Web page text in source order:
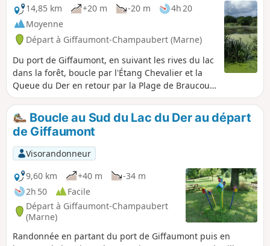
14,85 km
+20 m -20 m
4h 20
Moyenne
Départ à Giffaumont-Champaubert (Marne)
Du port de Giffaumont, en suivant les rives du lac
dans la forêt, boucle par l'Étang Chevalier et la
Queue du Der en retour par la Plage de Braucourt
et la digue du bassin sud.
Boucle au Sud du Lac du Der au départ
de Giffaumont
Visorandonneur
9,60 km
+40 m
-34 m
2h 50
Facile
Départ à Giffaumont-Champaubert
(Marne)
Randonnée en partant du port de Giffaumont puis en